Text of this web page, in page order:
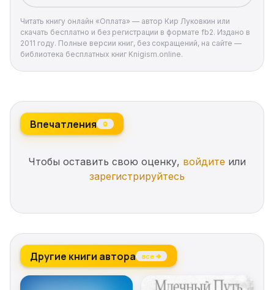
Читать книгу онлайн «Оплата» — автор Кир Луковкин или
скачать бесплатно и без регистрации в формате fb2. Издано в
2011 году. Полные версии книг, без сокращений, на сайте —
библиотека бесплатных книг Knigism.online.
Впечатления 0
Чтобы оставить свою оценку, войдите или
зарегистрируйтесь
Другие книги автора все →